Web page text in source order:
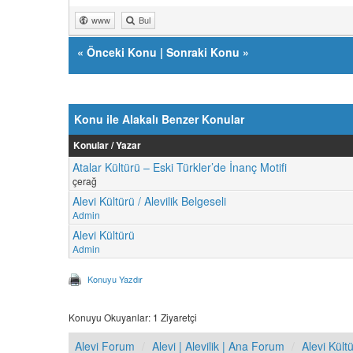
www Bul
« Önceki Konu | Sonraki Konu »
Konu ile Alakalı Benzer Konular
Konular / Yazar
Atalar Kültürü – Eski Türkler’de İnanç Motifi
çerağ
Alevi Kültürü / Alevilik Belgeseli
Admin
Alevi Kültürü
Admin
Konuyu Yazdır
Konuyu Okuyanlar: 1 Ziyaretçi
Alevi Forum Alevi | Alevilik | Ana Forum Alevi